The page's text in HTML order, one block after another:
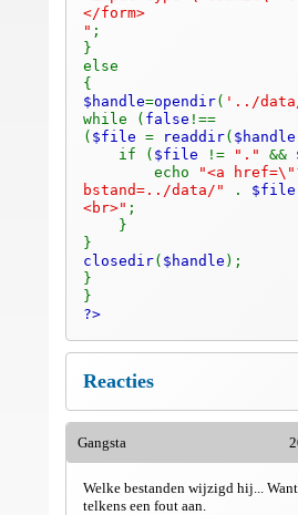
</form>
" ;
}
else
{
$handle=opendir( '../
while ( false !==
( $file = readdir( $handle
if ( $file != "." &&
echo
"<a
bstand=../data/"
. $file
<br>" ;
}
}
closedir( $handle );
}
}
?>
Reacties
Gangsta
Welke bestanden wijzigd hij...
telkens een fout aan.